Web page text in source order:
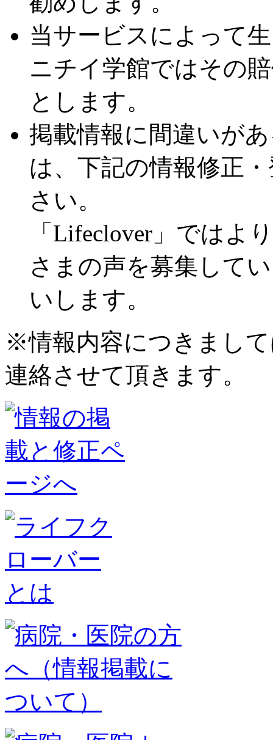
当サービスによって
ニチイ学館ではその
とします。
掲載情報に間違いが
は、下記の情報修正
さい。
「Lifeclover」ではよ
さまの声を募集して
いします。
※情報内容につきまし
連絡させて頂きます。